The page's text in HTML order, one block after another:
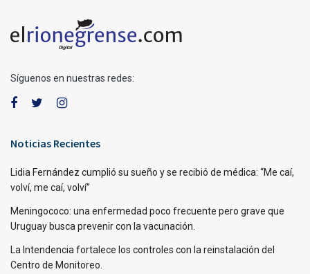
Síguenos en nuestras redes:
Noticias Recientes
Lidia Fernández cumplió su sueño y se recibió de médica: “Me caí,
volví, me caí, volví”
Meningococo: una enfermedad poco frecuente pero grave que
Uruguay busca prevenir con la vacunación.
La Intendencia fortalece los controles con la reinstalación del
Centro de Monitoreo.